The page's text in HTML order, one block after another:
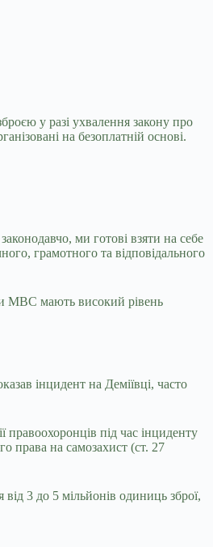
у разі ухвалення закону про
на безоплатній основі.
ми готові взяти на себе
грамотного та відповідального
МВС мають високий рівень
інцидент на Деміївці, часто
правоохоронців під час інциденту
права на самозахист (ст. 27
3 до 5 мільйонів одиниць зброї,